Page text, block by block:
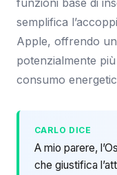
semplifica
Apple, offrendo
potenzialmente
consumo
CARLO DICE
A mio parere,
che giustifica